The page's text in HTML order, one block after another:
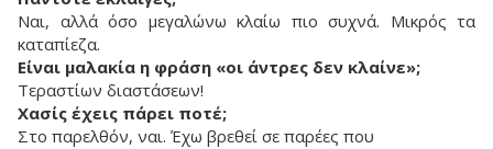
Ναι, αλλά όσο μεγαλώνω κλαίω πιο συχνά. Μικρός τα
καταπίεζα.
Είναι μαλακία η φράση «οι άντρες δεν κλαίνε»;
Τεραστίων διαστάσεων!
Χασίς έχεις πάρει ποτέ;
Στο παρελθόν, ναι. Έχω βρεθεί σε παρέες που